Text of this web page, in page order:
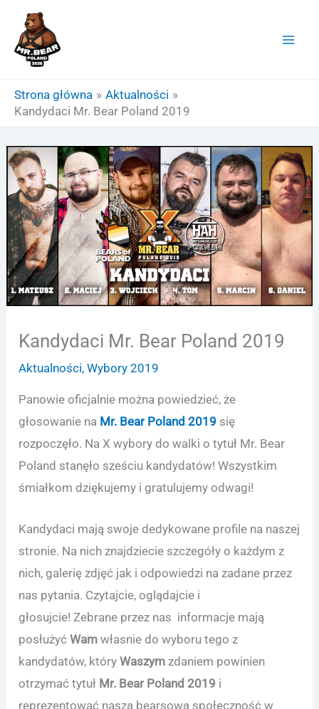
Przejdź
treści
Strona główna
Aktualności
Kandydaci Mr. Bear Poland 2019
Kandydaci Mr. Bear Poland 2019
Aktualności,Wybory 2019
Panowie oficjalnie można powiedzieć, że
głosowanie na Mr. Bear Poland 2019 się
rozpoczęło. Na X wybory do walki o tytuł Mr. Bear
Poland stanęło sześciu kandydatów! Wszystkim
śmiałkom dziękujemy i gratulujemy odwagi!
Kandydaci mają swoje dedykowane profile na naszej
stronie. Na nich znajdziecie szczegóły o każdym z
nich, galerię zdjęć jak i odpowiedzi na zadane przez
nas pytania. Czytajcie, oglądajcie i
głosujcie! Zebrane przez nas informacje mają
posłużyćWam własnie do wyboru tego z
kandydatów, któryWaszym zdaniem powinien
otrzymać tytuł Mr. Bear Poland 2019 i
reprezentować naszą bearsową społeczność w